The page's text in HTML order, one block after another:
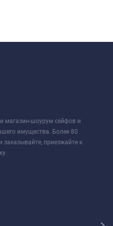
магазин-шоурум сейфов и
имущества. Более 80
заказывайте, приезжайте к